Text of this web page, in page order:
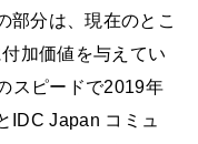
部分は、現在のとこ
加価値を与えてい
スピードで2019年
IDC Japan コミュ